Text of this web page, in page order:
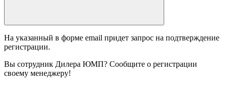
На указанный в форме email придет запрос на подтверждение
регистрации.
Вы сотрудник Дилера ЮМП? Сообщите о регистрации
своему менеджеру!